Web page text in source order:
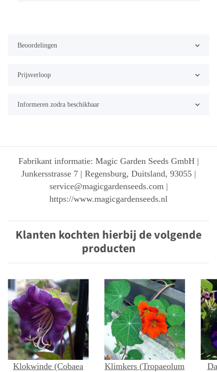
Beoordelingen
Prijsverloop
Informeren zodra beschikbaar
Fabrikant informatie: Magic Garden Seeds GmbH |
Junkersstrasse 7 | Regensburg, Duitsland, 93055 |
service@magicgardenseeds.com |
https://www.magicgardenseeds.nl
Klanten kochten hierbij de volgende
producten
Klokwinde (Cobaea
Klimkers (Tropaeolum